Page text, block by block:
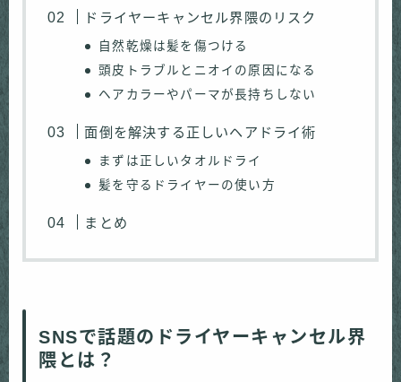
ドライヤーキャンセル界隈のリスク
自然乾燥は髪を傷つける
頭皮トラブルとニオイの原因になる
ヘアカラーやパーマが長持ちしない
面倒を解決する正しいヘアドライ術
まずは正しいタオルドライ
髪を守るドライヤーの使い方
まとめ
SNSで話題のドライヤーキャンセル界
隈とは？